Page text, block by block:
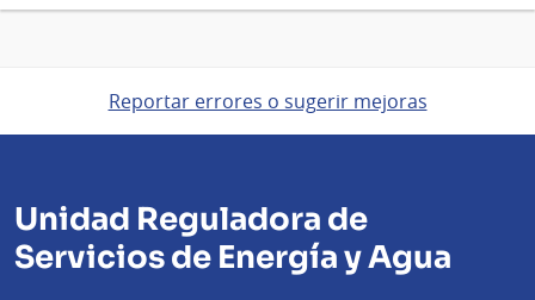
Reportar errores o sugerir mejoras
Unidad Reguladora de
Servicios de Energía y Agua